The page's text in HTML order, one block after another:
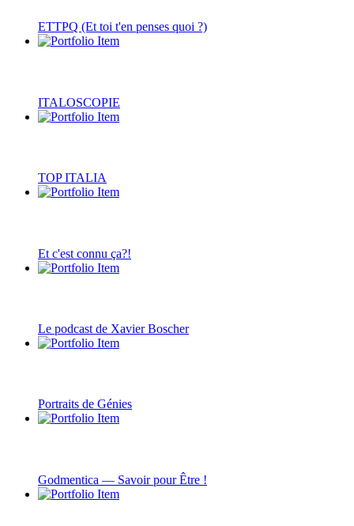
ETTPQ (Et toi t'en penses quoi ?)
ITALOSCOPIE
TOP ITALIA
Et c'est connu ça?!
Le podcast de Xavier Boscher
Portraits de Génies
Godmentica — Savoir pour Être !